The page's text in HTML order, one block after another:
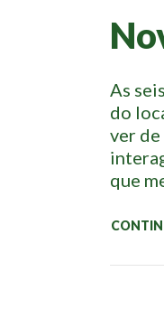
As
do
ver de
que